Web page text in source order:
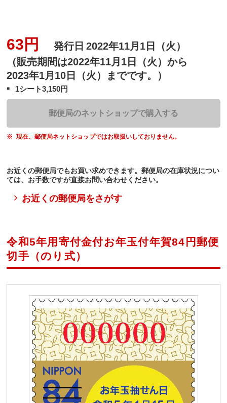
63円 発行日 2022年11月1日（火）
（販売期間は2022年11月1日（火）から
2023年1月10日（火）までです。）
1シート3,150円
郵便局のネットショップで購入する
現在、郵便局ネットショップではお取扱いしておりません。
お近くの郵便局でもお買い求めできます。郵便局の在庫状況につい
ては、お手数ですが直接お問い合わせください。
お近くの郵便局をさがす
令和5年用寄付金付お年玉付年賀84円郵便
切手（のり式）